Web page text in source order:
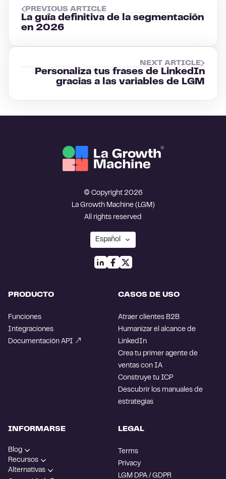
PREVIOUS ARTICLE
La guía definitiva de la segmentación
en 2026
NEXT ARTICLE
Personaliza tus frases de LinkedIn
gracias a las variables de LGM
© Copyright 2026
La Growth Machine (LGM)
All rights reserved
PRODUCTO
Funciones
Integraciones
Documentación API
CASOS DE USO
Atraer clientes B2B
Humanizar el alcance de
LinkedIn
Crea tu primer agente de
ventas con IA
Construye tu ICP
Descubrir los manuales de
estrategias
INFORMARSE
Blog
Recursos
Alternativas
LEGAL
Terms
Privacy
LGM DPA / GDPR